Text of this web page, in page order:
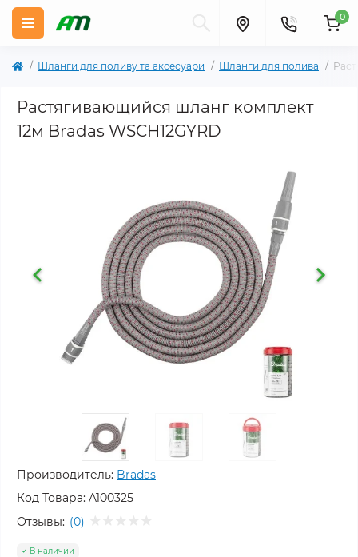
0
Шланги для поливу та аксесуари Шланги для полива
Растягивающийся шланг комплект
12м Bradas WSCH12GYRD
Производитель: Bradas
Код Товара: A100325
Отзывы: (0)
В наличии